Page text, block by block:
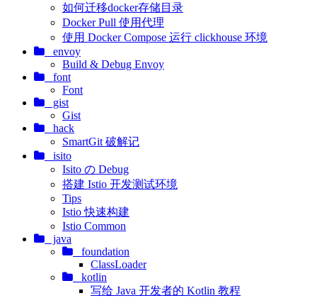
如何迁移docker存储目录
Docker Pull 使用代理
使用 Docker Compose 运行 clickhouse 环境
envoy
Build & Debug Envoy
font
Font
gist
Gist
hack
SmartGit 破解记
isito
Isito の Debug
搭建 Istio 开发测试环境
Tips
Istio 快速构建
Istio Common
java
foundation
ClassLoader
kotlin
写给 Java 开发者的 Kotlin 教程